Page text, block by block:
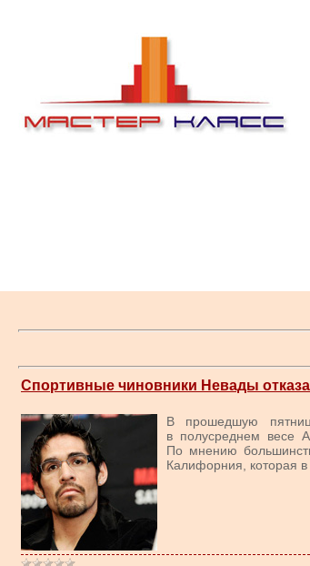
Спортивные чиновники Невады
В прошедшую
в полусреднем весе
По мнению
Калифорния, которая